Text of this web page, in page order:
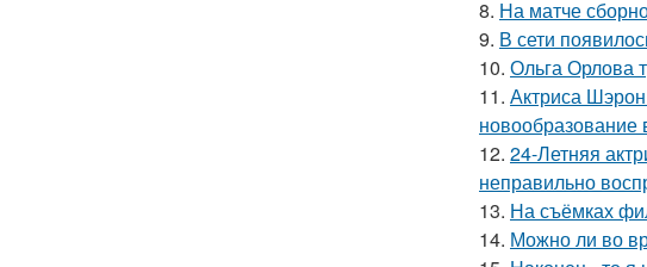
8. На матче
9. В сети
10. Ольга Орлова
11. Актриса Шэрон
новообразование
12. 24-Летняя
неправильно
13. На съёмках
14. Можно ли во